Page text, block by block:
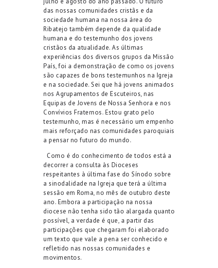
das nossas comunidades cristãs e da
sociedade humana na nossa área do
Ribatejo também depende da qualidade
humana e do testemunho dos jovens
cristãos da atualidade. As últimas
experiências dos diversos grupos da Missão
País, foi a demonstração de como os jovens
são capazes de bons testemunhos na Igreja
e na sociedade. Sei que há jovens animados
nos Agrupamentos de Escuteiros, nas
Equipas de Jovens de Nossa Senhora e nos
Convívios Fraternos. Estou grato pelo
testemunho, mas é necessário um empenho
mais reforçado nas comunidades paroquiais
a pensar no futuro do mundo.
Como é do conhecimento de todos está a
decorrer a consulta às Dioceses
respeitantes à última fase do Sínodo sobre
a sinodalidade na Igreja que terá a última
sessão em Roma, no mês de outubro deste
ano. Embora a participação na nossa
diocese não tenha sido tão alargada quanto
possível, a verdade é que, a partir das
participações que chegaram foi elaborado
um texto que vale a pena ser conhecido e
refletido nas nossas comunidades e
movimentos.